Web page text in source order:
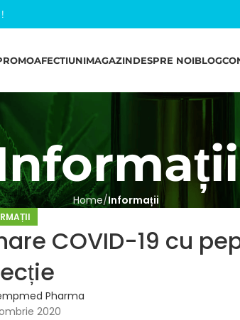
!
AFECTIUNIMAGAZINDESPRE NOIBLOG
Home Informații
COVID-19 cu
Pharma
2020